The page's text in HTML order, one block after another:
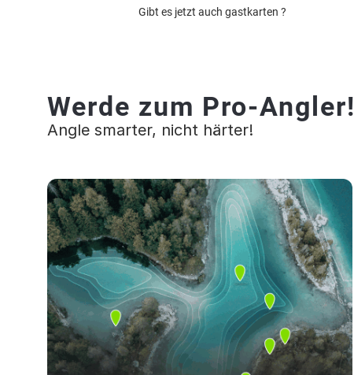
Gibt es jetzt auch gastkarten ?
Werde zum Pro-Angler!
Angle smarter, nicht härter!